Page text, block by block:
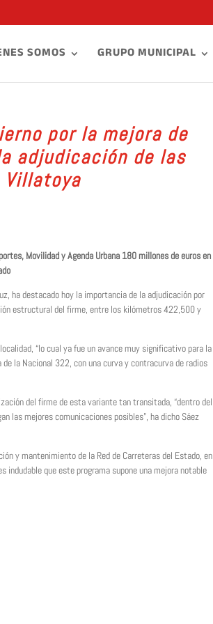
SOMOS GRUPO MUNICIPAL
por la mejora de
adjudicación de las
Villatoya
Movilidad y Agenda Urbana 180 millones de euros en
ha destacado hoy la importancia de la adjudicación por
estructural del firme, entre los kilómetros 422,500 y
“lo cual ya fue un avance muy significativo para la
la Nacional 322, con una curva y contracurva de radios
del firme de esta variante tan transitada, “dentro del
las mejores comunicaciones posibles”, ha dicho Sáez
y mantenimiento de la Red de Carreteras del Estado, en
que este programa supone una mejora notable